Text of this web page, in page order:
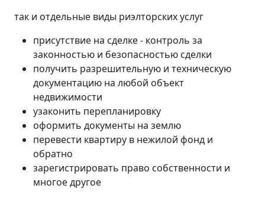
так и отдельные виды риэлторских услуг
присутствие на сделке - контроль за
законностью и безопасностью сделки
получить разрешительную и техническую
документацию на любой объект
недвижимости
узаконить перепланировку
оформить документы на землю
перевести квартиру в нежилой фонд и
обратно
зарегистрировать право собственности и
многое другое